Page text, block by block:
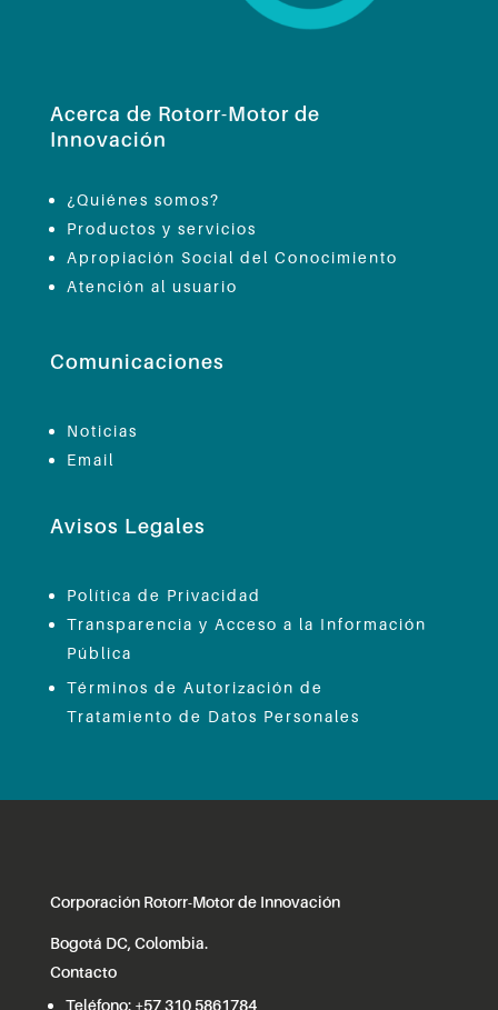
Acerca de Rotorr-Motor de
Innovación
¿Quiénes somos?
Productos y servicios
Apropiación Social del Conocimiento
Atención al usuario
Comunicaciones
Noticias
Email
Avisos Legales
Política de Privacidad
Transparencia y Acceso a la Información
Pública
Términos de Autorización de
Tratamiento de Datos Personales
Corporación Rotorr-Motor de Innovación
Bogotá DC, Colombia.
Contacto
Teléfono: +57 310 5861784